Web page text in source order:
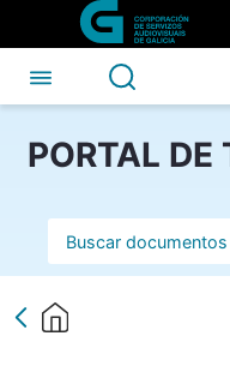
Skip to Main Content
LAND
PORTAL DE
Barra de busca